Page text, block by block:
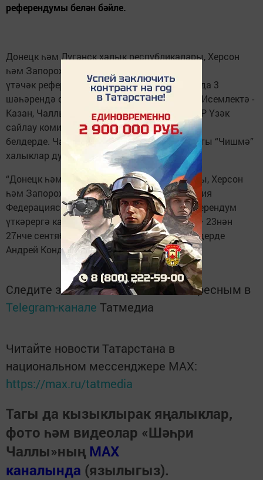
референдумы белән бәйле.
Донецк һәм Луганск халык республикалары, Херсон
һәм Запорожье өлкәләрендә
үтәчәк референдум көнендә Татарстанның да 3
шәһәрендә сайлау участоклары ачылачак. Исемлектә -
Казан, Чаллы, Әлмәт шәһәрләре. Бу хакта ТР Үзәк
сайлау комиссия рәисе Андрей Кондратьев
белдерде. Чаллы шәһәрендә сайлау участогы “Чишмә”
халыклар дуслыгы йортында урнашачак.
“Донецк һәм Луганск халык республикалары, Херсон
һәм Запорожье өлкәләре җитәкчелеге Россия
Федерациясе составына керү турында референдум
үткәрергә карар кылды. Тавыш бирү 5 көн – 23нән
27нче сентябрьгә кадәр барачак”, - дип белдерде
Андрей Кондратьев.
Следите за самым важным и интересным в
Telegram-канале Татмедиа
Читайте новости Татарстана в
национальном мессенджере MАХ:
https://max.ru/tatmedia
Тагы да кызыклырак яңалыклар,
фото һәм видеолар «Шәһри
Чаллы»ның MAX
каналында (язылыгыз).